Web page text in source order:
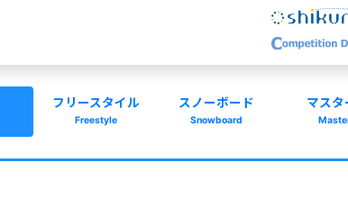
フリースタイル
Freestyle
スノーボード
Snowboard
マスタ